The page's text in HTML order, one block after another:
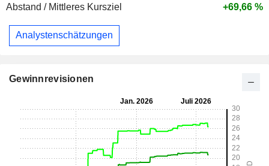
Abstand / Mittleres Kursziel
+69,66 %
Analystenschätzungen
Gewinnrevisionen